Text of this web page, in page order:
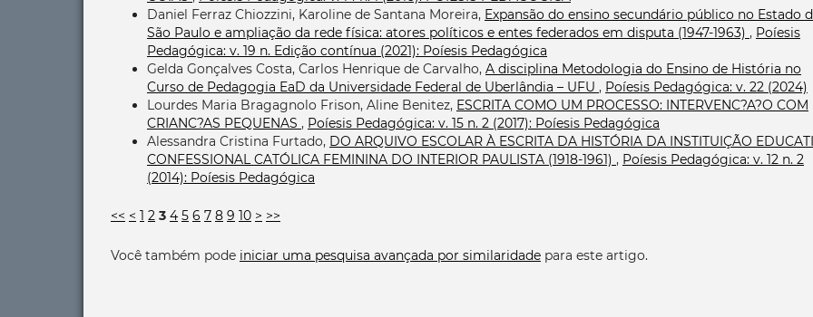
Daniel Ferraz Chiozzini, Karoline de Santana Moreira, Expansão do ensino secundário público no Estado
São Paulo e ampliação da rede física: atores políticos e entes federados em disputa (1947-1963) , Poíesis
Pedagógica: v. 19 n. Edição contínua (2021): Poíesis Pedagógica
Gelda Gonçalves Costa, Carlos Henrique de Carvalho, A disciplina Metodologia do Ensino de História no
Curso de Pedagogia EaD da Universidade Federal de Uberlândia – UFU , Poíesis Pedagógica: v. 22 (2024)
Lourdes Maria Bragagnolo Frison, Aline Benitez, ESCRITA COMO UM PROCESSO: INTERVENC?A?O COM
CRIANC?AS PEQUENAS , Poíesis Pedagógica: v. 15 n. 2 (2017): Poíesis Pedagógica
Alessandra Cristina Furtado, DO ARQUIVO ESCOLAR À ESCRITA DA HISTÓRIA DA INSTITUIÇÃO
CONFESSIONAL CATÓLICA FEMININA DO INTERIOR PAULISTA (1918-1961) , Poíesis Pedagógica: v. 12 n. 2
(2014): Poíesis Pedagógica
<< < 1 2 3 4 5 6 7 8 9 10 > >>
Você também pode iniciar uma pesquisa avançada por similaridade para este artigo.